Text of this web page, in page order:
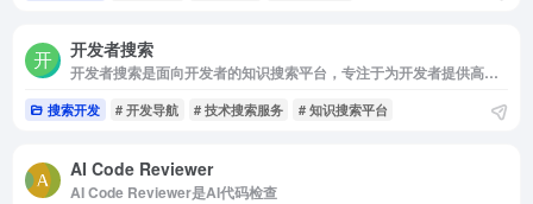
开发者搜索
开发者搜索是面向开发者的知识搜索平台，专注于为开发者提供高效的技术搜索服务
搜索开发 # 开发导航 # 技术搜索服务 # 知识搜索平台
AI Code Reviewer
AI Code Reviewer是AI代码检查